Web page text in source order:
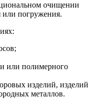
очищении
погружения.
или полимерного
изделий, изделий
металлов.